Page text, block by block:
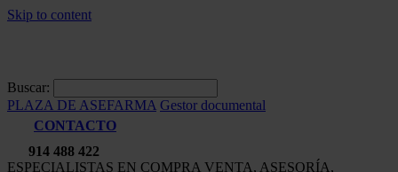
Skip to content
Buscar:
PLAZA DE ASEFARMA Gestor documental
CONTACTO
914 488 422
ESPECIALISTAS EN COMPRA VENTA, ASESORÍA,